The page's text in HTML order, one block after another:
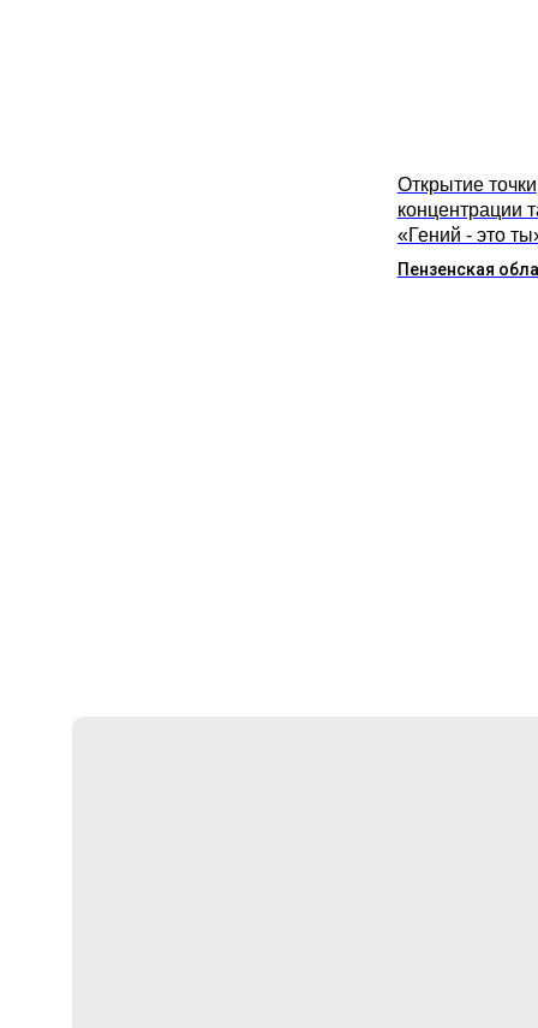
Открытие точки
концентрации
«Гений - это
Пензенская